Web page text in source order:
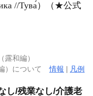
//Тува́）（★公式
和編）
編）について情報 | 凡例
し/残業なし/介護老